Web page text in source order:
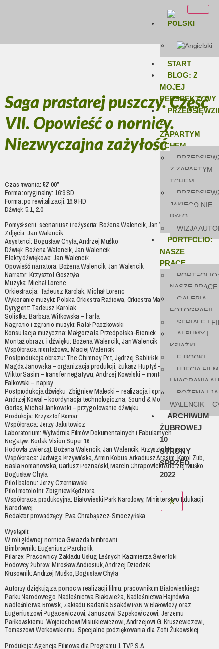
START
BLOG: Z
MOJEJ
PERSPEKTYWY
Z
ZAPARTYM
TCHEM
Z ZAPARTYM
TCHEM
JAKIEGO NIE
BYŁO
WIZJA
PORTFOLIO:
NASZE
PRACE
PORTFOLIO:
NASZE PRACE
GALERIA
FOTOGRAFII
SERIALE I
ALBUMY I
KSIĄŻKI
E-BOOKI
UJĘCIA
I NAGRANIA
BOŻENA I
WALENCIK –
ARCHIWUM
ŻUBROWEJ
10
STRONY
SPRZED
2022
X
Saga prastarej puszczy. Część
VII. Opowieść o nornicy.
Niezwyczajna zażyłość
Czas trwania: 52’ 00”
Format oryginalny: 16:9 SD
Format po rewitalizacji: 16:9 HD
Dźwięk: 5.1, 2.0
Pomysł serii, scenariusz i reżyseria: Bożena Walencik, Jan Walencik
Zdjęcia: Jan Walencik
Asystenci: Bogusław Chyła, Andrzej Muśko
Dźwięk: Bożena Walencik, Jan Walencik
Efekty dźwiękowe: Jan Walencik
Opowieść narratora: Bożena Walencik, Jan Walencik
Narrator: Krzysztof Gosztyła
Muzyka: Michał Lorenc
Orkiestracja: Tadeusz Karolak, Michał Lorenc
Wykonanie muzyki: Polska Orkiestra Radiowa, Orkiestra Marka Wrońskiego
Dyrygent: Tadeusz Karolak
Solistka: Barbara Witkowska – harfa
Nagranie i zgranie muzyki: Rafał Paczkowski
Konsultacja muzyczna: Małgorzata Przedpełska-Bieniek
Montaż obrazu i dźwięku: Bożena Walencik, Jan Walencik
Współpraca montażowa: Maciej Walencik
Postprodukcja obrazu: The Chimney Pot, Jędrzej Sabliński – producent,
Magda Janowska – organizacja produkcji, Łukasz Huptyś – korekcja barwna,
Wiktor Sasim – transfer negatywu, Andrzej Kowalski – montaż on-line, Paweł
Falkowski – napisy
Postprodukcja dźwięku: Zbigniew Malecki – realizacja i opracowanie dźwięku,
Andrzej Kowal – koordynacja technologiczna, Sound & More Przemysław
Gorlas, Michał Jankowski – przygotowanie dźwięku
Produkcja: Krzysztof Komar
Współpraca: Jerzy Jakutowicz
Laboratorium: Wytwórnia Filmów Dokumentalnych i Fabularnych
Negatyw: Kodak Vision Super 16
Hodowla zwierząt: Bożena Walencik, Jan Walencik, Krzysztof Komar
Współpraca: Jadwiga Krzywińska, Armin Kobus, Arkadiusz Arasim, Karol Zub,
Basia Romanowska, Dariusz Poznański, Marcin Chrapowicki Andrzej Muśko,
Bogusław Chyła
Pilot balonu: Jerzy Czerniawski
Pilot motolotni: Zbigniew Kędziora
Współpraca produkcyjna: Białowieski Park Narodowy, Ministerstwo Edukacji
Narodowej
Redaktor prowadzący: Ewa Chrabąszcz-Smoczyńska
Wystąpili:
W roli głównej: nornica Gwiazda bimbrowni
Bimbrownik: Eugeniusz Parchotik
Pilarze: Pracownicy Zakładu Usług Leśnych Kazimierza Świertoki
Hodowcy żubrów: Mirosław Androsiuk, Andrzej Dziedzik
Kłusownik: Andrzej Muśko, Bogusław Chyła
Autorzy dziękują za pomoc w realizacji filmu: pracownikom Białowieskiego
Parku Narodowego, Nadleśnictwa Białowieża, Nadleśnictwa Hajnówka,
Nadleśnictwa Browsk, Zakładu Badania Ssaków PAN w Białowieży oraz
Eugeniuszowi Pugacewiczowi, Januszowi Szpakowiczowi, Jerzemu
Pańkowskiemu, Wojciechowi Misiukiewiczowi, Andrzejowi G. Kruszewiczowi,
Tomaszowi Werkowskiemu. Specjalne podziękowania dla Zofii Żukowskiej
Produkcja: Agencja Filmowa dla Programu 1 TVP S.A.